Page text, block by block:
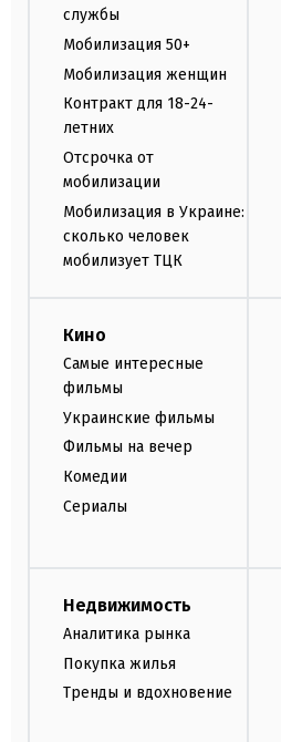
службы
Мобилизация 50+
Мобилизация женщин
Контракт для 18-24-
летних
Отсрочка от
мобилизации
Мобилизация в Украине:
сколько человек
мобилизует ТЦК
Кино
Самые интересные
фильмы
Украинские фильмы
Фильмы на вечер
Комедии
Сериалы
Недвижимость
Аналитика рынка
Покупка жилья
Тренды и вдохновение